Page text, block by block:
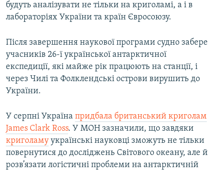
будуть аналізувати не тільки на криголамі, а і в
лабораторіях України та країн Євросоюзу.
Після завершення наукової програми судно забере
учасників 26-ї української антарктичної
експедиції, які майже рік працюють на станції, і
через Чилі та Фолклендські острови вирушить до
України.
У серпні Україна придбала британський криголам
James Clark Ross. У МОН зазначили, що завдяки
криголаму українські науковці зможуть не тільки
повернутися до досліджень Світового океану, але й
розв’язати логістичні проблеми на антарктичній